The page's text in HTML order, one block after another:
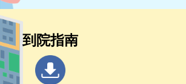
到院指南